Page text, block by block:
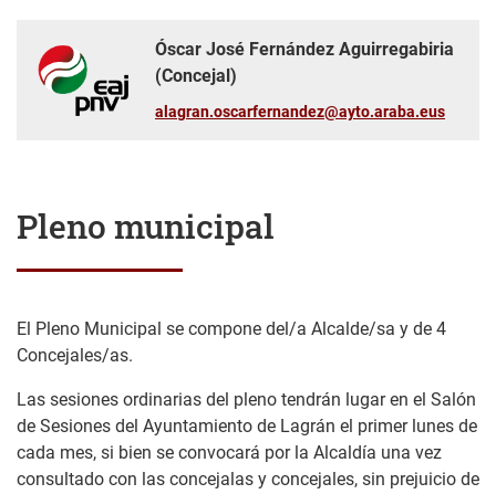
Óscar José Fernández Aguirregabiria
(Concejal)
alagran.oscarfernandez@ayto.araba.eus
Pleno municipal
El Pleno Municipal se compone del/a Alcalde/sa y de 4
Concejales/as.
Las sesiones ordinarias del pleno tendrán lugar en el Salón
de Sesiones del Ayuntamiento de Lagrán el primer lunes de
cada mes, si bien se convocará por la Alcaldía una vez
consultado con las concejalas y concejales, sin prejuicio de